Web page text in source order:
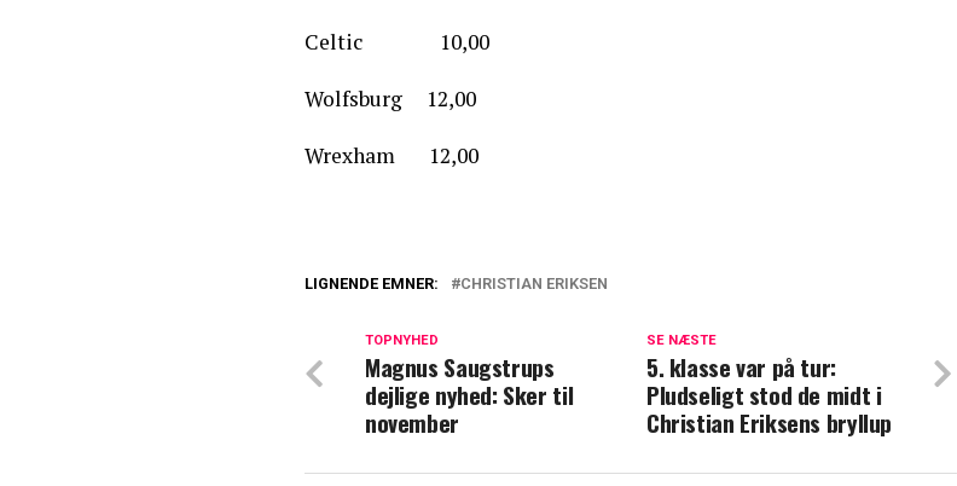
Celtic 10,00
Wolfsburg 12,00
Wrexham 12,00
uforglemmelig fødselsdag
Danskere i millionhandel: Sådan går det for Rasmus
Højlund og Christian Eriksen
LIGNENDE EMNER: CHRISTIAN ERIKSEN
SE NÆSTE
5. klasse var på tur:
Pludseligt stod de midt i
Christian Eriksens bryllup
TOPNYHED
Magnus Saugstrups
dejlige nyhed: Sker til
november